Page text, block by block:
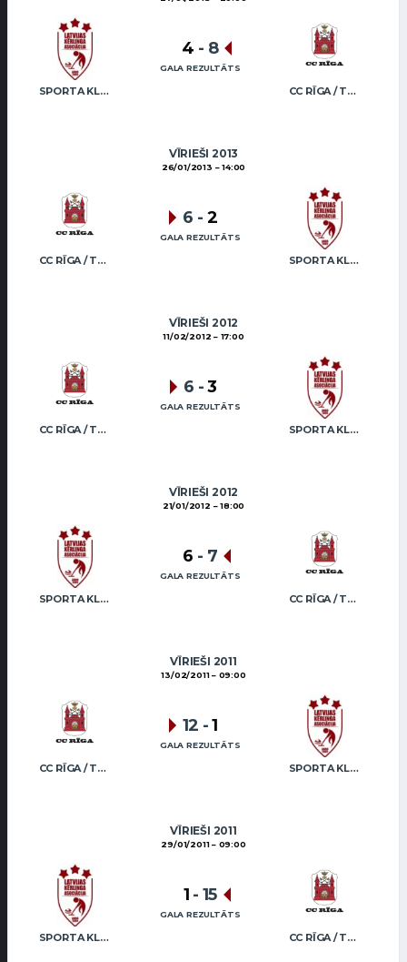
SPORTA KLUBS “OB” / REGŽA CC RĪGA / TRUKŠĀNS
4 - 8
GALA REZULTĀTS
VĪRIEŠI 2013
26/01/2013 14:00
CC RĪGA / TRUKŠĀNS SPORTA KLUBS “OB” / REGŽA
6 - 2
GALA REZULTĀTS
VĪRIEŠI 2012
11/02/2012 17:00
CC RĪGA / TRUKŠĀNS SPORTA KLUBS “OB” / REGŽA
6 -3
GALA REZULTĀTS
VĪRIEŠI 2012
21/01/2012 18:00
SPORTA KLUBS “OB” / REGŽA CC RĪGA / TRUKŠĀNS
6 - 7
GALA REZULTĀTS
VĪRIEŠI 2011
13/02/2011 09:00
CC RĪGA / TRUKŠĀNS SPORTA KLUBS “OB” / REGŽA
12 -1
GALA REZULTĀTS
VĪRIEŠI 2011
29/01/2011 09:00
SPORTA KLUBS “OB” / REGŽA CC RĪGA / TRUKŠĀNS
1 - 15
GALA REZULTĀTS